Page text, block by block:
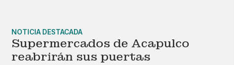
NOTICIA DESTACADA
Supermercados de Acapulco
reabrirán sus puertas